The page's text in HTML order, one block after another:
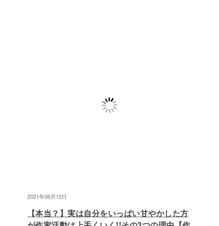
2021年06月12日
【本当？】実は自分をいっぱい甘やかした方